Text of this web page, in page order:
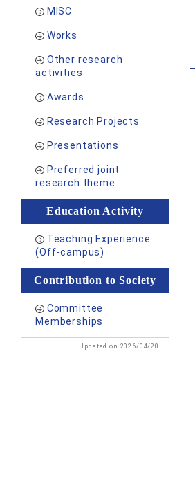
MISC
Works
Other research
activities
Awards
Research Projects
Presentations
Preferred joint
research theme
Education Activity
Teaching Experience
(Off-campus)
Contribution to Society
Committee
Memberships
Updated on 2026/04/20